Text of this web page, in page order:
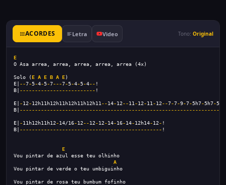
ACORDES Letra Video Tono: Original
E
O Asa arrea, arrea, arrea, arrea, arrea (4x)
Solo (E A E B A E)
E| --7-5-4-5-7---7-5-4-5-4-- !
B| ------------------------- !
E| -12-12h11h12h11h12h11h12h11 --14-12--11 -12-11 -12--7-7-9-7-5h7-5h7-5
B|
E| -11h12h11h12-14/16-12--12-12-14-16-14-12h14-12- !
B| ----------------------------------------------- !
E
Vou pintar de azul esse teu olhinho
A
Vou pintar de verde o teu umbiguinho
Vou pintar de rosa teu bumbum fofinho